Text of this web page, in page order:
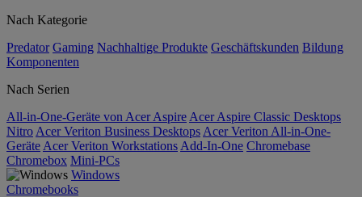
Nach Kategorie
Predator Gaming Nachhaltige Produkte Geschäftskunden Bildung
Komponenten
Nach Serien
All-in-One-Geräte von Acer Aspire Acer Aspire Classic Desktops
Nitro Acer Veriton Business Desktops Acer Veriton All-in-One-
Geräte Acer Veriton Workstations Add-In-One Chromebase
Chromebox Mini-PCs
Windows
Chromebooks